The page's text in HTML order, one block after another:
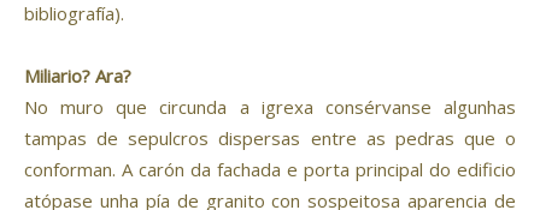
bibliografía).
Miliario? Ara?
No muro que circunda a igrexa consérvanse algunhas
tampas de sepulcros dispersas entre as pedras que o
conforman. A carón da fachada e porta principal do edificio
atópase unha pía de granito con sospeitosa aparencia de